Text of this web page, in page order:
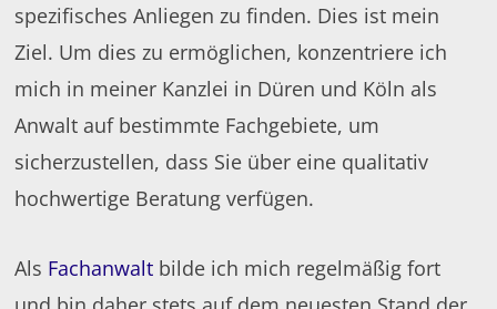
spezifisches Anliegen zu finden. Dies ist mein
Ziel. Um dies zu ermöglichen, konzentriere ich
mich in meiner Kanzlei in Düren und Köln als
Anwalt auf bestimmte Fachgebiete, um
sicherzustellen, dass Sie über eine qualitativ
hochwertige Beratung verfügen.
Als Fachanwalt bilde ich mich regelmäßig fort